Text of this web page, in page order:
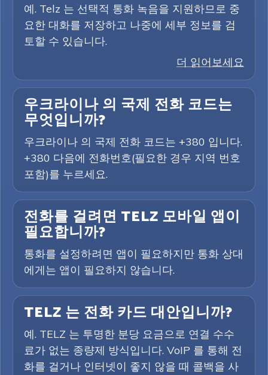
예. Telz 는 선택적 통화 녹음을 지원하므로 중
요한 대화를 저장하고 나중에 세부 정보를 검
토할 수 있습니다.
더 읽어보세요
우크라이나 의 국제 전화 코드는
무엇입니까?
우크라이나 의 국제 전화 코드는 +380 입니다.
+380 다음에 전화번호(필요한 경우 지역 번호
포함)를 누르세요.
전화를 걸려면 TELZ 모바일 앱이
필요합니까?
통화를 설정하려면 앱이 필요하지만 통화 상대
에게는 앱이 필요하지 않습니다.
TELZ 는 전화 카드 대안입니까?
예. TELZ 는 투명한 분당 요금으로 연결 수수
료가 없는 종량제 방식입니다. VoIP 를 통해 전
화를 걸거나 인터넷이 좋지 않을 때 콜백을 사